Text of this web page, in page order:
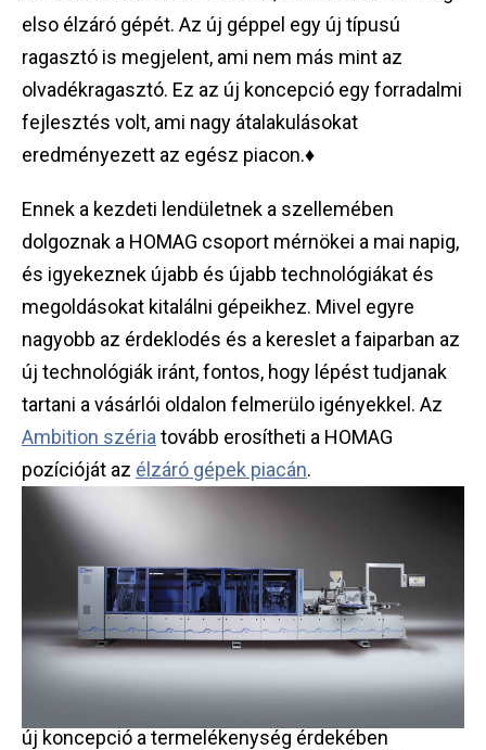
elso élzáró gépét. Az új géppel egy új típusú
ragasztó is megjelent, ami nem más mint az
olvadékragasztó. Ez az új koncepció egy forradalmi
fejlesztés volt, ami nagy átalakulásokat
eredményezett az egész piacon.♦
Ennek a kezdeti lendületnek a szellemében
dolgoznak a HOMAG csoport mérnökei a mai napig,
és igyekeznek újabb és újabb technológiákat és
megoldásokat kitalálni gépeikhez. Mivel egyre
nagyobb az érdeklodés és a kereslet a faiparban az
új technológiák iránt, fontos, hogy lépést tudjanak
tartani a vásárlói oldalon felmerülo igényekkel. Az
Ambition széria tovább erosítheti a HOMAG
pozícióját az élzáró gépek piacán.
új koncepció a termelékenység érdekében